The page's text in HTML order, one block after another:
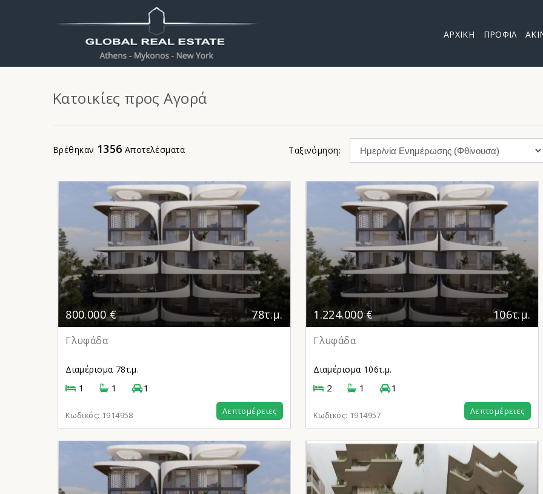
ΑΡΧΙΚΗ ΠΡΟΦΙΛ
Κατοικίες προς Αγορά
Βρέθηκαν 1356 Αποτελέσματα Ταξινόμηση:
800.000 € 78τ.μ.
Γλυφάδα
Διαμέρισμα 78τ.μ.
1 1 1
Κωδικός: 1914958 Λεπτομέρειες
1.224.000 € 106τ.μ.
Γλυφάδα
Διαμέρισμα 106τ.μ.
2 1 1
Κωδικός: 1914957 Λεπτομέρειες